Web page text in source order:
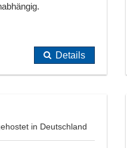
Details
in Deutschland